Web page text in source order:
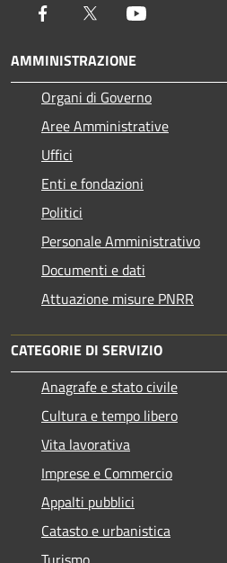
Facebook Twitter
AMMINISTRAZIONE
Organi di Governo
Aree Amministrative
Uffici
Enti e fondazioni
Politici
Personale Amministrativo
Documenti e dati
Attuazione misure PNRR
CATEGORIE DI SERVIZIO
Anagrafe e stato civile
Cultura e tempo libero
Vita lavorativa
Imprese e Commercio
Appalti pubblici
Catasto e urbanistica